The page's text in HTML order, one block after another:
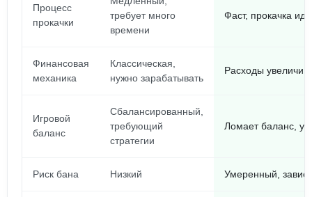
Процесс
прокачки
требует много
времени
Фаст, прокачка
Финансовая
механика
Классическая,
нужно зарабатывать
Расходы
Игровой
баланс
Сбалансированный,
требующий
стратегии
Ломает баланс,
Риск бана Низкий Умеренный,